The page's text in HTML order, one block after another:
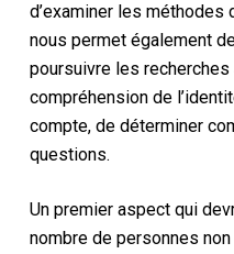
d’examiner les
nous permet également
poursuivre les recherches
compréhension de
compte, de déterminer
questions.
Un premier aspect qui
nombre de personnes